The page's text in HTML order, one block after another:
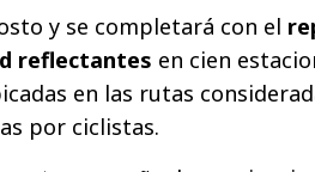
y se completará con el
reflectantes en cien
en las rutas
por ciclistas.